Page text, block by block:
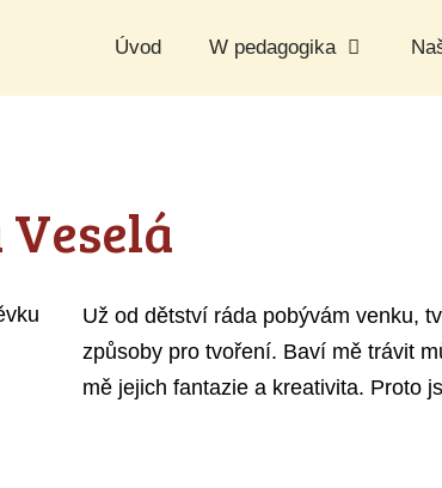
Úvod W pedagogika
Už od dětství ráda pobývám venku,
způsoby pro tvoření. Baví mě trávit
mě jejich fantazie a kreativita. Proto